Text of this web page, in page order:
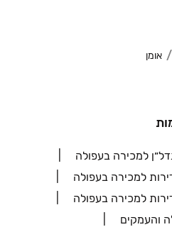
אומן
למכירה בעפולה
למכירה בעפולה
למכירה בעפולה